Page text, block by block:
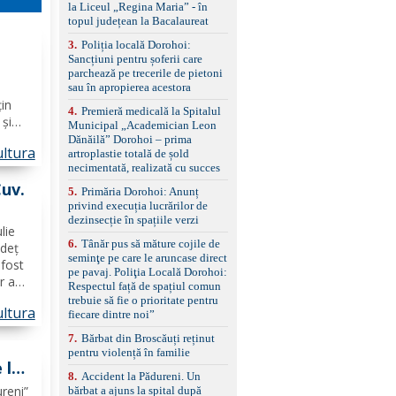
şi,
a
la
împreună cu un set de
anvelope de iarnă.
la Liceul „Regina Maria” - în
topul județean la Bacalaureat
3. Poliția locală Dorohoi:
Sancțiuni pentru șoferii care
parchează pe trecerile de pietoni
sau în apropierea acestora
4. Premieră medicală la Spitalul
Municipal „Academician Leon
Dănăilă” Dorohoi – prima
artroplastie totală de șold
necimentată, realizată cu succes
5. Primăria Dorohoi: Anunț
privind execuția lucrărilor de
dezinsecție în spațiile verzi
6. Tânăr pus să măture cojile de
seminţe pe care le aruncase direct
pe pavaj. Poliţia Locală Dorohoi:
Respectul față de spațiul comun
trebuie să fie o prioritate pentru
fiecare dintre noi”
7. Bărbat din Broscăuți reținut
pentru violență în familie
8. Accident la Pădureni. Un
bărbat a ajuns la spital după